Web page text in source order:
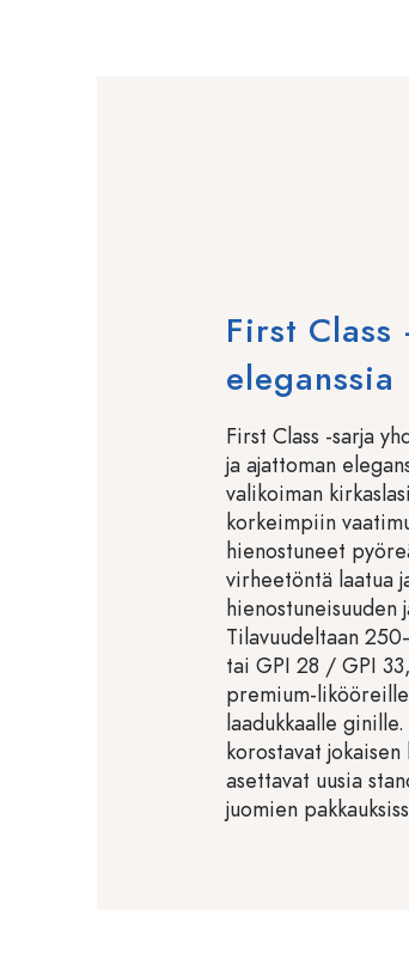
First
eleganssia
First Class -sarja
ja ajattoman
valikoiman
korkeimpiin
hienostuneet
virheetöntä laatua
hienostuneisuuden
Tilavuudeltaan
tai GPI 28 / GPI
premium-
laadukkaalle
korostavat jokaisen
asettavat uusia
juomien